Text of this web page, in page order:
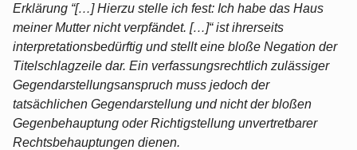
Erklärung “[…] Hierzu stelle ich fest: Ich habe das Haus
meiner Mutter nicht verpfändet. […]“ ist ihrerseits
interpretationsbedürftig und stellt eine bloße Negation der
Titelschlagzeile dar. Ein verfassungsrechtlich zulässiger
Gegendarstellungsanspruch muss jedoch der
tatsächlichen Gegendarstellung und nicht der bloßen
Gegenbehauptung oder Richtigstellung unvertretbarer
Rechtsbehauptungen dienen.